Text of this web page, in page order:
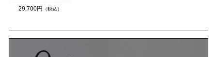
29,700円 （税込）